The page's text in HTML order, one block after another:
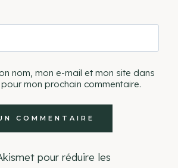
nom, mon e-mail et mon site dans
mon prochain commentaire.
pour réduire les